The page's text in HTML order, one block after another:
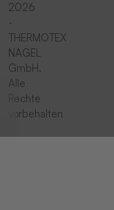
2026
-
THERMOTEX
NAGEL
GmbH.
Alle
Rechte
vorbehalten